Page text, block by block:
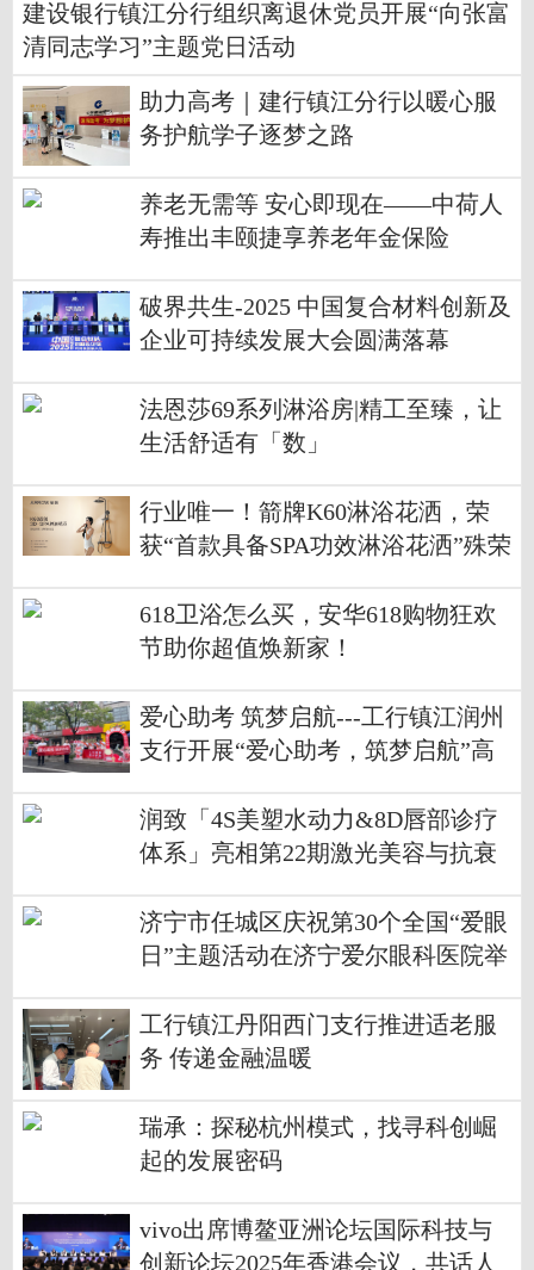
建设银行镇江分行组织离退休党员开展“向张富
清同志学习”主题党日活动
助力高考｜建行镇江分行以暖心服
务护航学子逐梦之路
养老无需等 安心即现在——中荷人
寿推出丰颐捷享养老年金保险
破界共生-2025 中国复合材料创新及
企业可持续发展大会圆满落幕
法恩莎69系列淋浴房|精工至臻，让
生活舒适有「数」
行业唯一！箭牌K60淋浴花洒，荣
获“首款具备SPA功效淋浴花洒”殊荣
618卫浴怎么买，安华618购物狂欢
节助你超值焕新家！
爱心助考 筑梦启航---工行镇江润州
支行开展“爱心助考，筑梦启航”高
润致「4S美塑水动力&8D唇部诊疗
体系」亮相第22期激光美容与抗衰
济宁市任城区庆祝第30个全国“爱眼
日”主题活动在济宁爱尔眼科医院举
工行镇江丹阳西门支行推进适老服
务 传递金融温暖
瑞承：探秘杭州模式，找寻科创崛
起的发展密码
vivo出席博鳌亚洲论坛国际科技与
创新论坛2025年香港会议，共话人